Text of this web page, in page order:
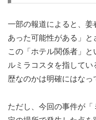
一部の報道によると、
あった可能性がある」と
この「ホテル関係者」
ルミラコスタを指して
歴なのかは明確にはなっ
ただし、今回の事件が